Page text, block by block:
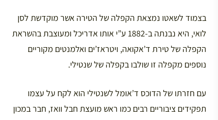
בצמוד לשאטו נמצאת הקפלה של הטירה אשר מוקדשת לסן
לואי, היא נבנתה ב-1882 ע”י אותו אדריכל ומעוצבת בהשראת
הקפלה של טירת ד’אקואה, ויטראז’ים ואלמנטים מקוריים
נוספים מקפלה זו שולבו בקפלה של שנטילי.
עם חזרתו של הדוכס ד’אומל לשנטילי הוא לקח על עצמו
תפקידים ציבוריים רבים כמו ראש מועצת חבל וואז, חבר במכון